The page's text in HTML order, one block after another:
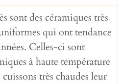
sont des céramiques très
qui ont tendance
Celles-ci sont
à haute température
très chaudes leur